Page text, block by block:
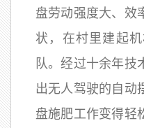
盘劳动强度大、效
状，在村里建起
队。经过十余年技
出无人驾驶的自动
盘施肥工作变得轻